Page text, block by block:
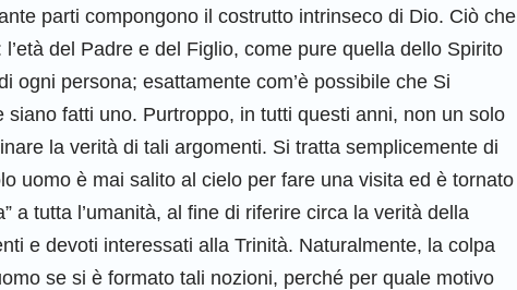
parti compongono il costrutto intrinseco di Dio. Ciò che
del Padre e del Figlio, come pure quella dello Spirito
ogni persona; esattamente com’è possibile che Si
siano fatti uno. Purtroppo, in tutti questi anni, non un solo
la verità di tali argomenti. Si tratta semplicemente di
uomo è mai salito al cielo per fare una visita ed è tornato
a tutta l’umanità, al fine di riferire circa la verità della
e devoti interessati alla Trinità. Naturalmente, la colpa
se si è formato tali nozioni, perché per quale motivo